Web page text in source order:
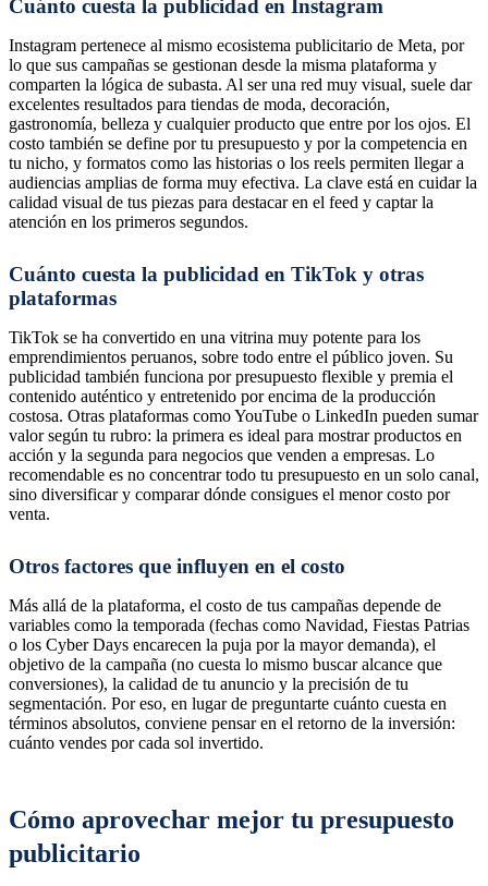
Cuánto cuesta la publicidad en Instagram
Instagram pertenece al mismo ecosistema publicitario de Meta, por
lo que sus campañas se gestionan desde la misma plataforma y
comparten la lógica de subasta. Al ser una red muy visual, suele dar
excelentes resultados para tiendas de moda, decoración,
gastronomía, belleza y cualquier producto que entre por los ojos. El
costo también se define por tu presupuesto y por la competencia en
tu nicho, y formatos como las historias o los reels permiten llegar a
audiencias amplias de forma muy efectiva. La clave está en cuidar la
calidad visual de tus piezas para destacar en el feed y captar la
atención en los primeros segundos.
Cuánto cuesta la publicidad en TikTok y otras
plataformas
TikTok se ha convertido en una vitrina muy potente para los
emprendimientos peruanos, sobre todo entre el público joven. Su
publicidad también funciona por presupuesto flexible y premia el
contenido auténtico y entretenido por encima de la producción
costosa. Otras plataformas como YouTube o LinkedIn pueden sumar
valor según tu rubro: la primera es ideal para mostrar productos en
acción y la segunda para negocios que venden a empresas. Lo
recomendable es no concentrar todo tu presupuesto en un solo canal,
sino diversificar y comparar dónde consigues el menor costo por
venta.
Otros factores que influyen en el costo
Más allá de la plataforma, el costo de tus campañas depende de
variables como la temporada (fechas como Navidad, Fiestas Patrias
o los Cyber Days encarecen la puja por la mayor demanda), el
objetivo de la campaña (no cuesta lo mismo buscar alcance que
conversiones), la calidad de tu anuncio y la precisión de tu
segmentación. Por eso, en lugar de preguntarte cuánto cuesta en
términos absolutos, conviene pensar en el retorno de la inversión:
cuánto vendes por cada sol invertido.
Cómo aprovechar mejor tu presupuesto
publicitario